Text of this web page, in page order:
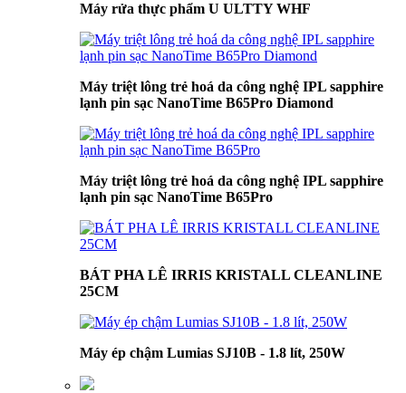
Máy rửa thực phẩm U ULTTY WHF
Máy triệt lông trẻ hoá da công nghệ IPL sapphire
lạnh pin sạc NanoTime B65Pro Diamond
Máy triệt lông trẻ hoá da công nghệ IPL sapphire
lạnh pin sạc NanoTime B65Pro
BÁT PHA LÊ IRRIS KRISTALL CLEANLINE
25CM
Máy ép chậm Lumias SJ10B - 1.8 lít, 250W